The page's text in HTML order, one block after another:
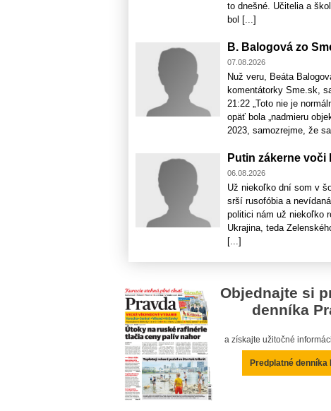
to dnešné. Učitelia a
bol [...]
B. Balogová zo
07.08.2026
Nuž veru, Beáta
komentátorky Sme.sk,
21:22 „Toto nie je
opäť bola „nadmieru
2023, samozrejme, že
Putin zákerne
06.08.2026
Už niekoľko dní som v
srší rusofóbia a
politici nám už niekoľko
Ukrajina, teda
[...]
Objednajte si
denníka
a získajte užitočné
Predplatné denníka